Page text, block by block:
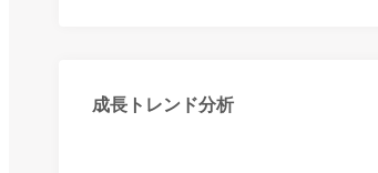
成長トレンド分析